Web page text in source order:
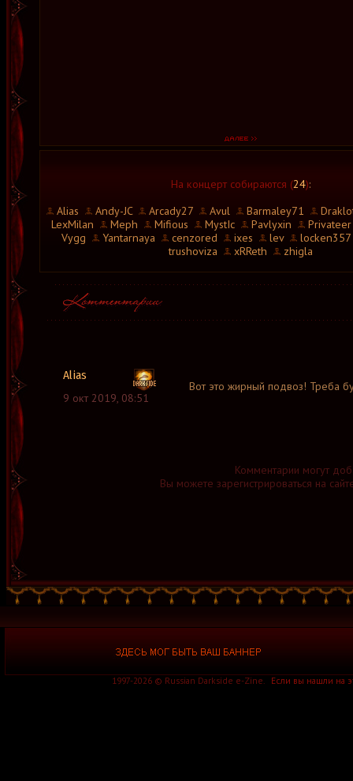
На концерт собираются (24):
Alias
Andy-JC Arcady27 Avul Barmaley71
LexMilan
Meph Mifious MystIc Pavlyxin
Privateer
Vygg
Yantarnaya cenzored ixes lev
locken357
trushoviza
xRReth zhigla
Alias
9 окт 2019, 08:51
Вот это жирный подвоз! Треба
Комментарии могут
Вы можете зарегистрироваться на
1997-2026 © Russian Darkside e-Zine. Если вы нашли на